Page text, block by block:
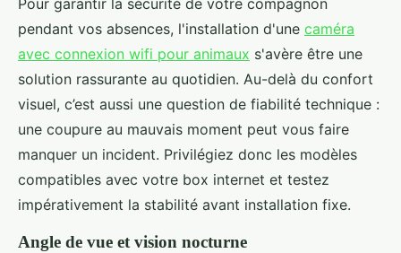
Pour garantir la sécurité de votre compagnon
pendant vos absences, l'installation d'une caméra
avec connexion wifi pour animaux s'avère être une
solution rassurante au quotidien. Au-delà du confort
visuel, c’est aussi une question de fiabilité technique :
une coupure au mauvais moment peut vous faire
manquer un incident. Privilégiez donc les modèles
compatibles avec votre box internet et testez
impérativement la stabilité avant installation fixe.
Angle de vue et vision nocturne